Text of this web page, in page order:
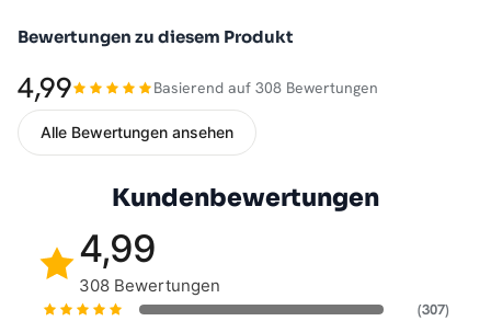
Bewertungen zu diesem Produkt
4,99 Basierend auf 308 Bewertungen
Alle Bewertungen ansehen
Kundenbewertungen
4,99
308 Bewertungen
(307)